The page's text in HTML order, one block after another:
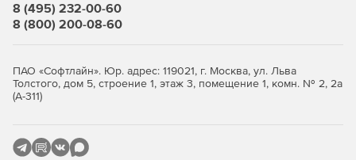
8 (495) 232-00-60
8 (800) 200-08-60
ПАО «Софтлайн». Юр. адрес: 119021, г. Москва, ул. Льва
Толстого, дом 5, строение 1, этаж 3, помещение 1, комн. № 2, 2а
(А-311)